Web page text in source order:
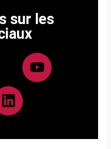
sur les
Y
o
n
k
e